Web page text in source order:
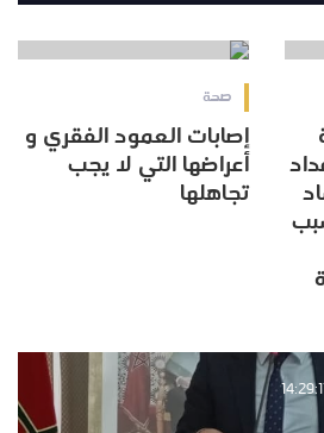
2025-10-13 18:11:40
صحة
إصابات العمود الفقري و
أعراضها التي لا يجب
تجاهلها